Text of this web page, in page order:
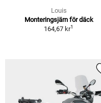
Louis
Monteringsjärn för däck
164,67 kr1